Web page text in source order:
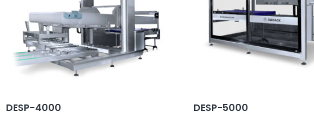
DESP-4000 DESP-5000